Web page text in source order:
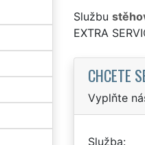
Službu
EXTRA
CHCETE
Vyplňte
Služba